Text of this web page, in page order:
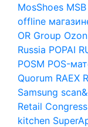
MosShoes
offline
OR Group Ozon
Russia POPAI
POSM POS-
Quorum RAEX
Samsung
Retail Congress
kitchen